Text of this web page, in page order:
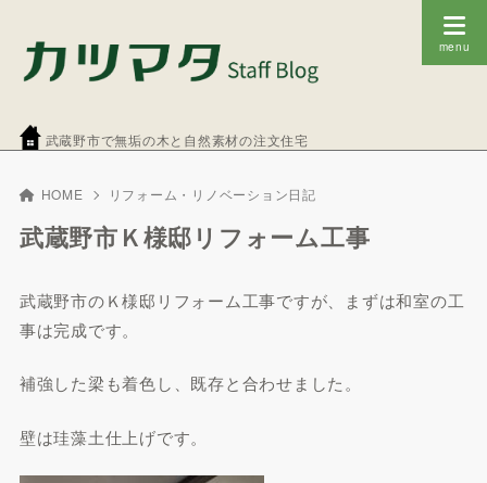
武蔵野市で無垢の木と自然素材の注文住宅
HOME リフォーム・リノベーション日記
武蔵野市Ｋ様邸リフォーム工事
武蔵野市のＫ様邸リフォーム工事ですが、まずは和室の工
事は完成です。
補強した梁も着色し、既存と合わせました。
壁は珪藻土仕上げです。